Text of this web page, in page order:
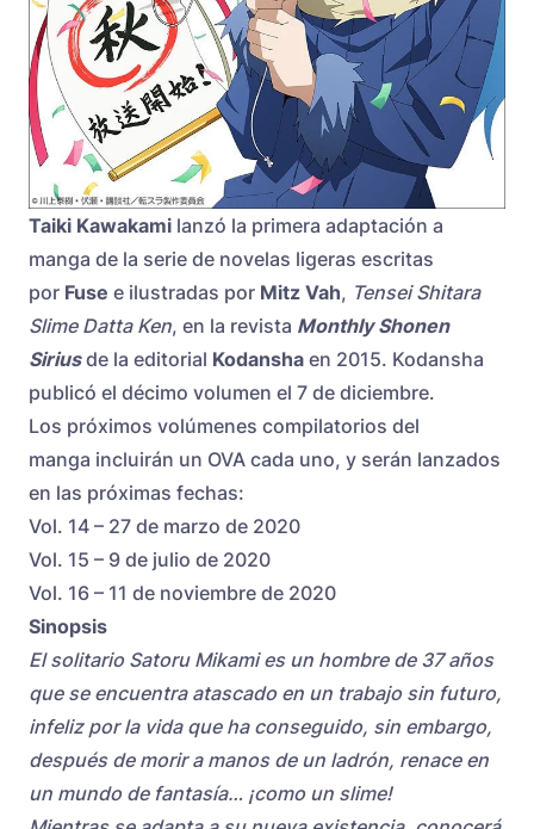
Taiki Kawakami lanzó la primera adaptación a
manga de la serie de novelas ligeras escritas
por Fuse e ilustradas por Mitz Vah, Tensei Shitara
Slime Datta Ken, en la revista Monthly Shonen
Siriusde la editorial Kodansha en 2015. Kodansha
publicó el décimo volumen el 7 de diciembre.
Los próximos volúmenes compilatorios del
manga incluirán un OVA cada uno, y serán lanzados
en las próximas fechas:
Vol. 14 – 27 de marzo de 2020
Vol. 15 – 9 de julio de 2020
Vol. 16 – 11 de noviembre de 2020
Sinopsis
El solitario Satoru Mikami es un hombre de 37 años
que se encuentra atascado en un trabajo sin futuro,
infeliz por la vida que ha conseguido, sin embargo,
después de morir a manos de un ladrón, renace en
un mundo de fantasía… ¡como un slime!